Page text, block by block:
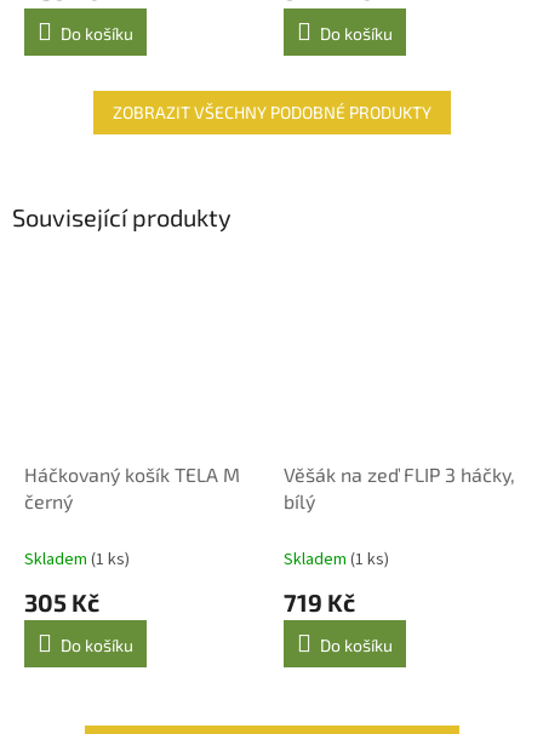
Do košíku Do košíku
ZOBRAZIT VŠECHNY PODOBNÉ PRODUKTY
Související produkty
Háčkovaný košík TELA M
černý
Skladem (1 ks)
305 Kč
Do košíku
Věšák na zeď FLIP 3 háčky,
bílý
Skladem (1 ks)
719 Kč
Do košíku